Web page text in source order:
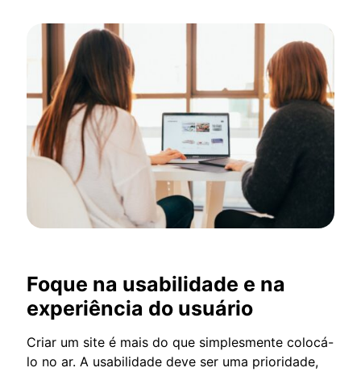
Foque na usabilidade e na
experiência do usuário
Criar um site é mais do que simplesmente colocá-
lo no ar. A usabilidade deve ser uma prioridade,